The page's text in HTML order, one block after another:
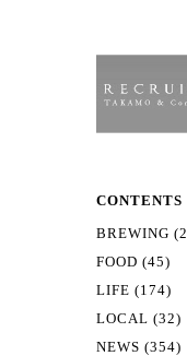
CONTENTS
BREWING
FOOD (45)
LIFE (174)
LOCAL (32)
NEWS (354)